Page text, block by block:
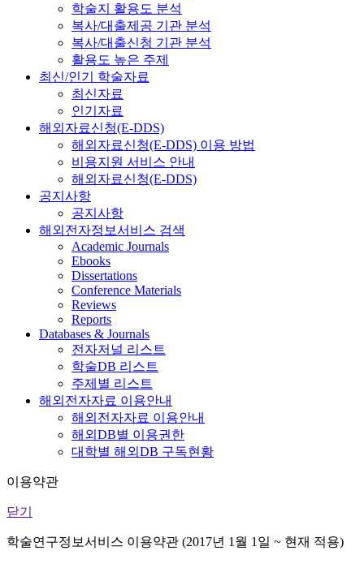
학술지 활용도 분석
복사/대출제공 기관 분석
복사/대출신청 기관 분석
활용도 높은 주제
최신/인기 학술자료
최신자료
인기자료
해외자료신청(E-DDS)
해외자료신청(E-DDS) 이용 방법
비용지원 서비스 안내
해외자료신청(E-DDS)
공지사항
공지사항
해외전자정보서비스 검색
Academic Journals
Ebooks
Dissertations
Conference Materials
Reviews
Reports
Databases & Journals
전자저널 리스트
학술DB 리스트
주제별 리스트
해외전자자료 이용안내
해외전자자료 이용안내
해외DB별 이용권한
대학별 해외DB 구독현황
이용약관
닫기
학술연구정보서비스 이용약관 (2017년 1월 1일 ~ 현재 적용)